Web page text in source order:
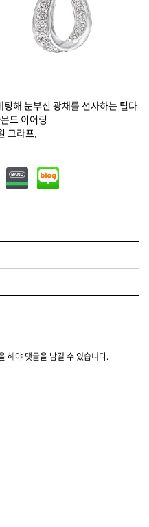
해 눈부신 광채를 선사하는 틸다
드 이어링
그라프.
해야 댓글을 남길 수 있습니다.